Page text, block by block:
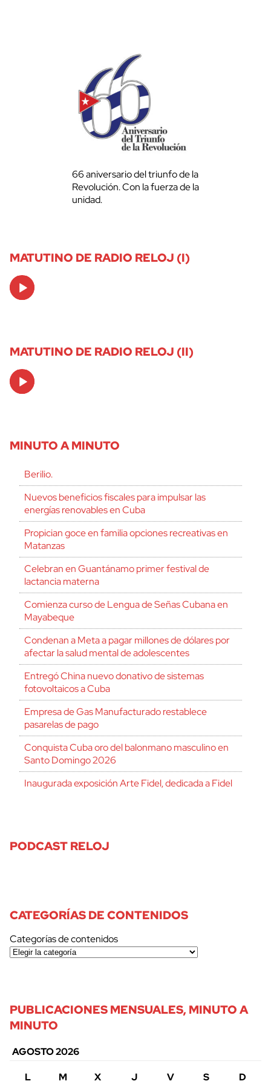
66 aniversario del triunfo de la
Revolución. Con la fuerza de la
unidad.
MATUTINO DE RADIO RELOJ (I)
Audio
Player
MATUTINO DE RADIO RELOJ (II)
Audio
Player
MINUTO A MINUTO
Berilio.
Nuevos beneficios fiscales para impulsar las
energías renovables en Cuba
Propician goce en familia opciones recreativas en
Matanzas
Celebran en Guantánamo primer festival de
lactancia materna
Comienza curso de Lengua de Señas Cubana en
Mayabeque
Condenan a Meta a pagar millones de dólares por
afectar la salud mental de adolescentes
Entregó China nuevo donativo de sistemas
fotovoltaicos a Cuba
Empresa de Gas Manufacturado restablece
pasarelas de pago
Conquista Cuba oro del balonmano masculino en
Santo Domingo 2026
Inaugurada exposición Arte Fidel, dedicada a Fidel
PODCAST RELOJ
CATEGORÍAS DE CONTENIDOS
Categorías de contenidos
PUBLICACIONES MENSUALES, MINUTO A
MINUTO
AGOSTO 2026
L
M X J V S
D